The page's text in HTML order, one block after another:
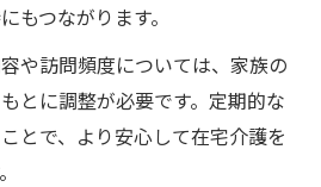
もつながります。
や訪問頻度については、家族の
とに調整が必要です。定期的な
とで、より安心して在宅介護を